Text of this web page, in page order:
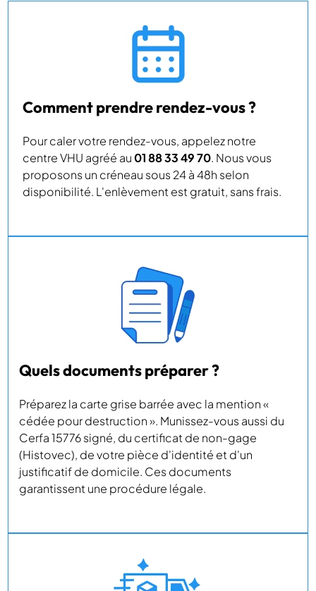
Comment prendre rendez-vous ?
Pour caler votre rendez-vous, appelez notre
centre VHU agréé au 01 88 33 49 70. Nous vous
proposons un créneau sous 24 à 48h selon
disponibilité. L'enlèvement est gratuit, sans frais.
Quels documents préparer ?
Préparez la carte grise barrée avec la mention «
cédée pour destruction ». Munissez-vous aussi du
Cerfa 15776 signé, du certificat de non-gage
(Histovec), de votre pièce d'identité et d'un
justificatif de domicile. Ces documents
garantissent une procédure légale.